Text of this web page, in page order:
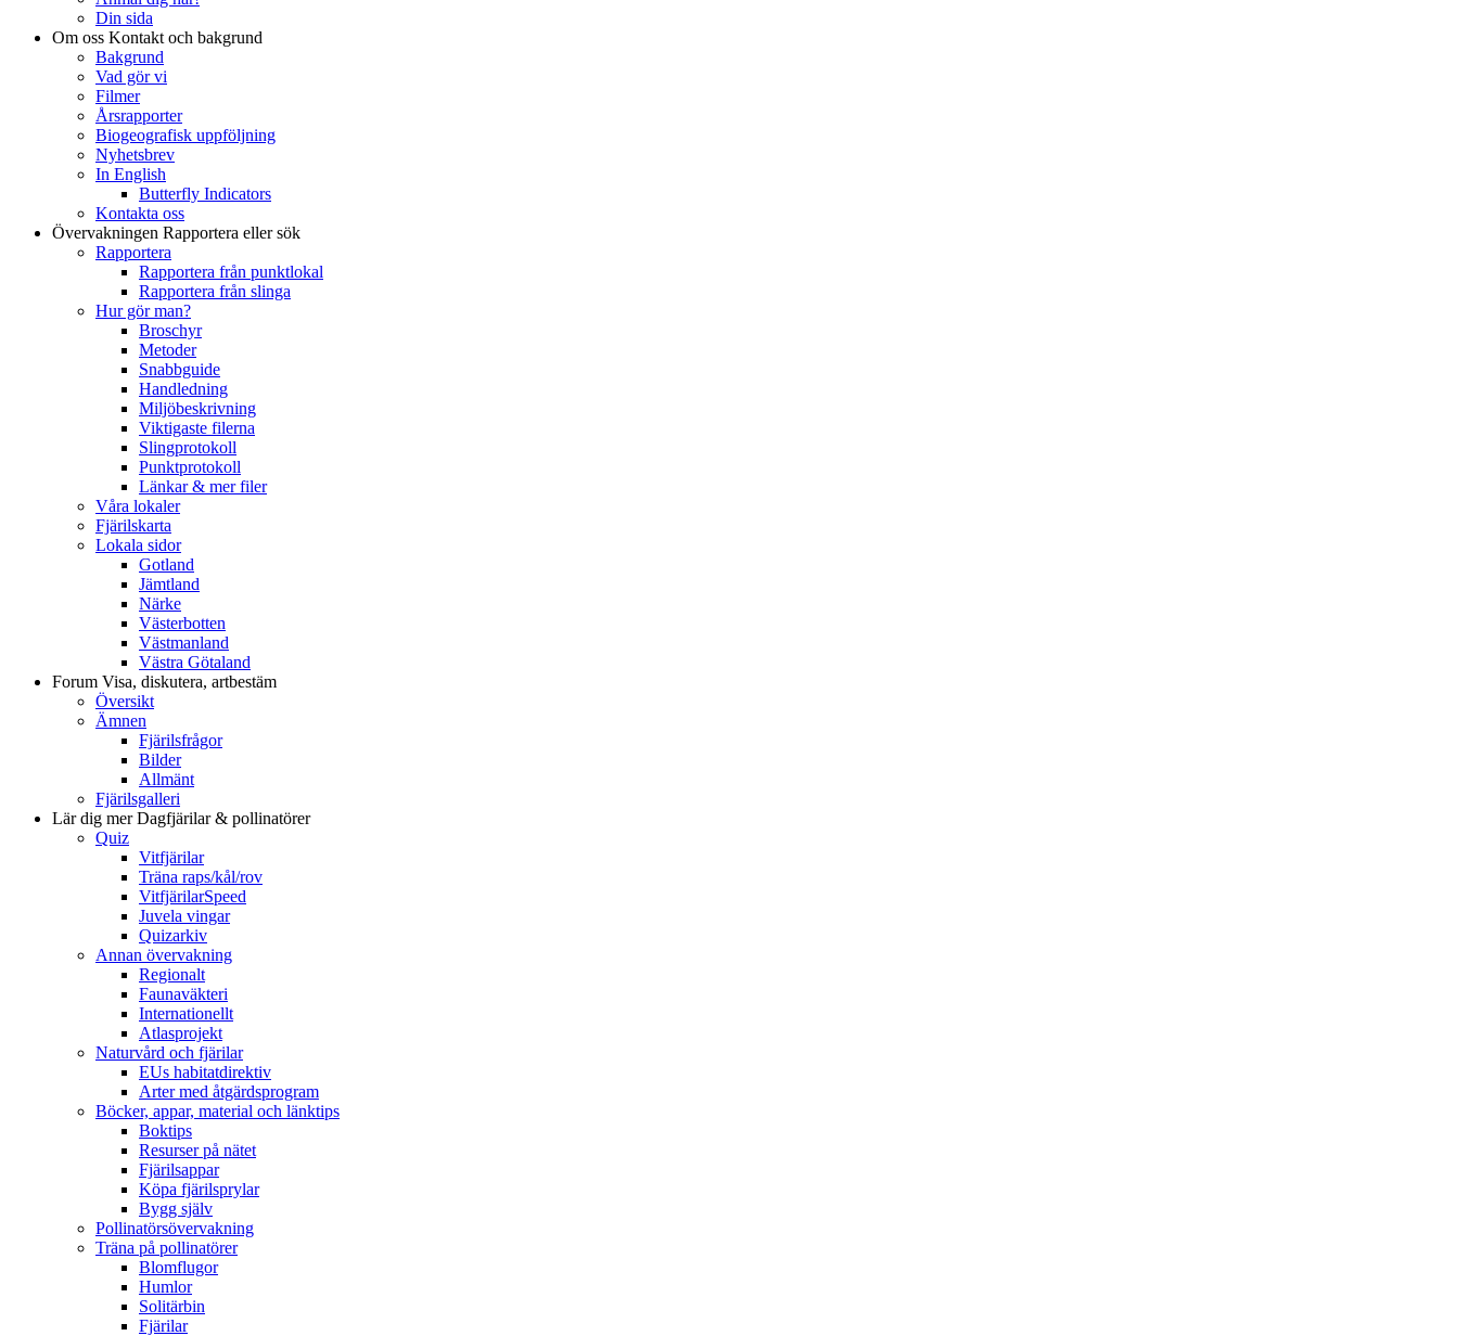
Din sida
Om oss Kontakt och bakgrund
Bakgrund
Vad gör vi
Filmer
Årsrapporter
Biogeografisk uppföljning
Nyhetsbrev
In English
Butterfly Indicators
Kontakta oss
Övervakningen Rapportera eller sök
Rapportera
Rapportera från punktlokal
Rapportera från slinga
Hur gör man?
Broschyr
Metoder
Snabbguide
Handledning
Miljöbeskrivning
Viktigaste filerna
Slingprotokoll
Punktprotokoll
Länkar & mer filer
Våra lokaler
Fjärilskarta
Lokala sidor
Gotland
Jämtland
Närke
Västerbotten
Västmanland
Västra Götaland
Forum Visa, diskutera, artbestäm
Översikt
Ämnen
Fjärilsfrågor
Bilder
Allmänt
Fjärilsgalleri
Lär dig merDagfjärilar & pollinatörer
Quiz
Vitfjärilar
Träna raps/kål/rov
VitfjärilarSpeed
Juvela vingar
Quizarkiv
Annan övervakning
Regionalt
Faunaväkteri
Internationellt
Atlasprojekt
Naturvård och fjärilar
EUs habitatdirektiv
Arter med åtgärdsprogram
Böcker, appar, material och länktips
Boktips
Resurser på nätet
Fjärilsappar
Köpa fjärilsprylar
Bygg själv
Pollinatörsövervakning
Träna på pollinatörer
Blomflugor
Humlor
Solitärbin
Fjärilar